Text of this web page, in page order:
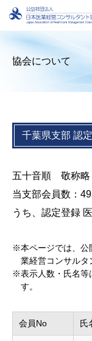
協会について
千葉県支部 認
五十音順 敬称略
当支部会員数：
うち、認定登録
本ページでは、
業経営コンサルタ
表示人数・氏名等
す。
会員No 氏